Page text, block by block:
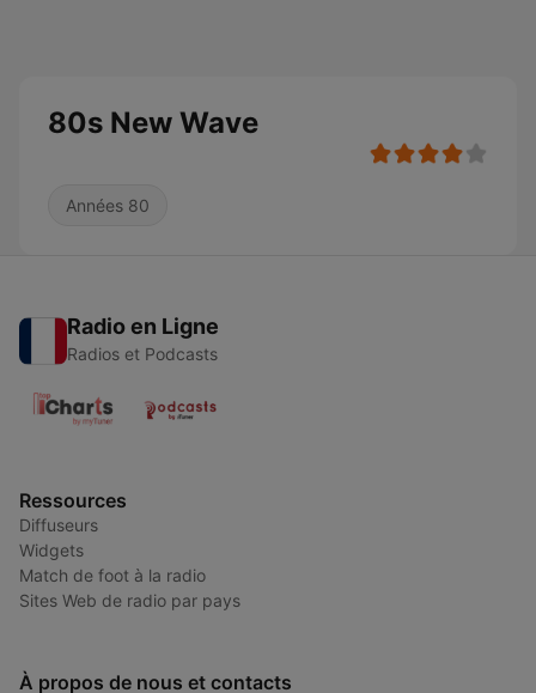
80s New Wave
Années 80
Radio en Ligne
Radios et Podcasts
Ressources
Diffuseurs
Widgets
Match de foot à la radio
Sites Web de radio par pays
À propos de nous et contacts